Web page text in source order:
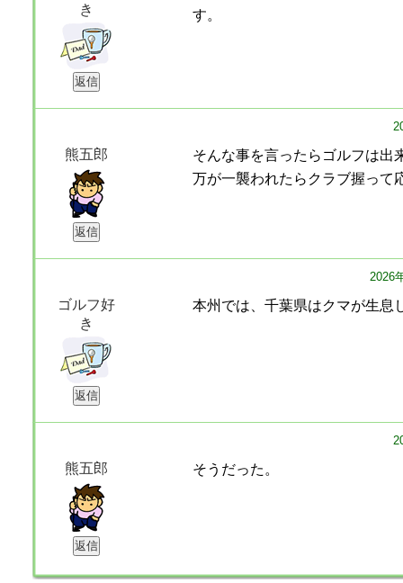
き
す。
熊五郎
そんな事を言ったらゴルフは出
万が一襲われたらクラブ握って
2026
ゴルフ好
き
本州では、千葉県はクマが生息
熊五郎 そうだった。